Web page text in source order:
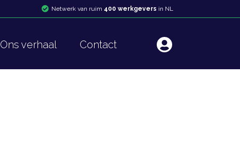
Netwerk van ruim 400 werkgevers in NL
Ons verhaal Contact